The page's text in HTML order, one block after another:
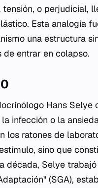
o perjudicial,
Esta analogía
una estructura
entrar en colapso.
Hans Selye
infección o la
los ratones de
sino que
década, Selye
(SGA),